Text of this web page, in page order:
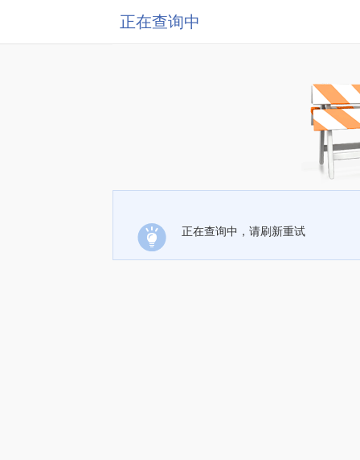
正在查询中
正在查询中，请刷新重试